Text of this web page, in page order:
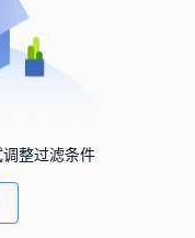
整过滤条件